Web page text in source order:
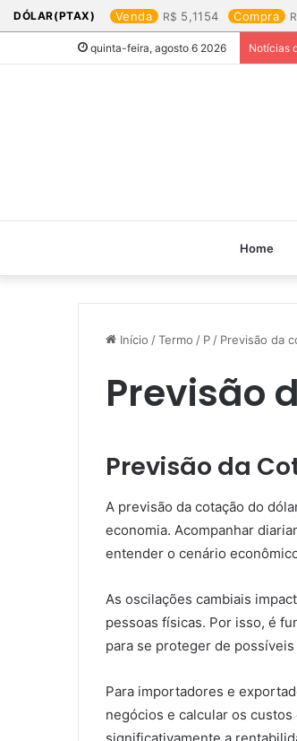
DÓLAR(PTAX) Venda 5,1154 Compra
quinta-feira, agosto 6 2026 Notícias
Home
Início /Termo / P / Previsão da
Previsão
Previsão da
A previsão da cotação do
economia. Acompanhar
entender o cenário
As oscilações cambiais
pessoas físicas. Por isso, é
para se proteger de
Para importadores e
negócios e calcular os
significativamente a